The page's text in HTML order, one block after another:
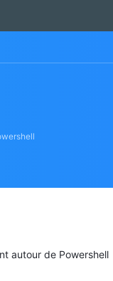
autour de Powershell